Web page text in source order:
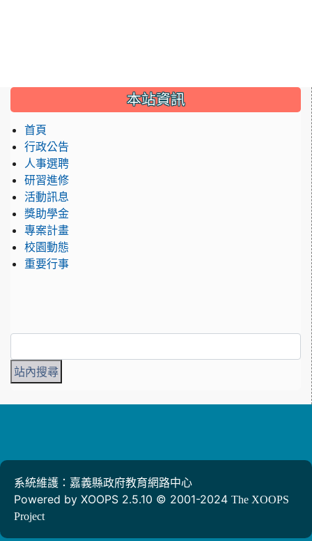
::: 本站資訊
首頁
行政公告
人事選聘
研習進修
活動訊息
獎助學金
專案計畫
校園動態
重要行事
系統維護：嘉義縣政府教育網路中心
Powered by XOOPS 2.5.10 © 2001-2024 The XOOPS
Project